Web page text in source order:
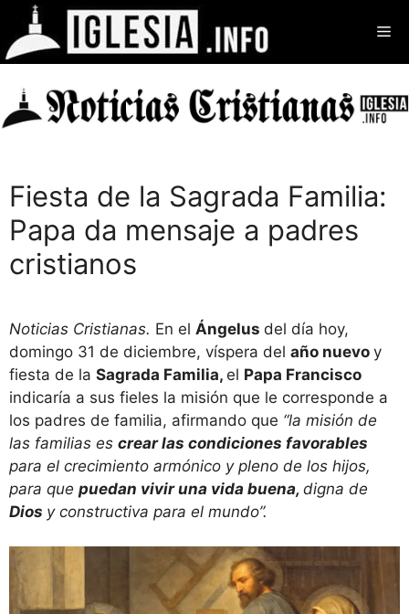
Saltar
contenido
Fiesta de la Sagrada Familia:
Papa da mensaje a padres
cristianos
Noticias Cristianas. En el Ángelus del día hoy,
domingo 31 de diciembre, víspera del año nuevo y
fiesta de la Sagrada Familia, el Papa Francisco
indicaría a sus fieles la misión que le corresponde a
los padres de familia, afirmando que “la misión de
las familias es crear las condiciones favorables
para el crecimiento armónico y pleno de los hijos,
para que puedan vivir una vida buena, digna de
Dios y constructiva para el mundo”.